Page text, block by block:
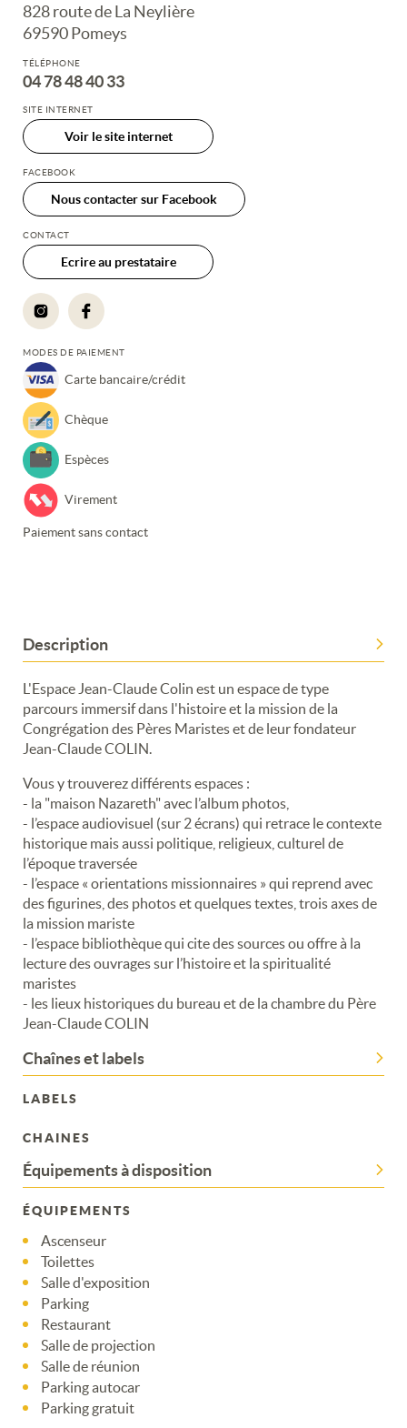
Description
L'Espace Jean-Claude Colin est un espace de type
parcours immersif dans l'histoire et la mission de la
Congrégation des Pères Maristes et de leur fondateur
Jean-Claude COLIN.
Vous y trouverez différents espaces :
- la "maison Nazareth" avec l’album photos,
- l’espace audiovisuel (sur 2 écrans) qui retrace le contexte
historique mais aussi politique, religieux, culturel de
l’époque traversée
- l’espace « orientations missionnaires » qui reprend avec
des figurines, des photos et quelques textes, trois axes de
la mission mariste
- l’espace bibliothèque qui cite des sources ou offre à la
lecture des ouvrages sur l’histoire et la spiritualité
maristes
- les lieux historiques du bureau et de la chambre du Père
Jean-Claude COLIN
Chaînes et labels
LABELS
CHAINES
Équipements à disposition
ÉQUIPEMENTS
Ascenseur
Toilettes
Salle d'exposition
Parking
Restaurant
Salle de projection
Salle de réunion
Parking autocar
Parking gratuit
828 route de La Neylière
69590 Pomeys
TÉLÉPHONE
04 78 48 40 33
SITE INTERNET
Voir le site internet
FACEBOOK
Nous contacter sur Facebook
CONTACT
Ecrire au prestataire
MODES DE PAIEMENT
Carte bancaire/crédit
Chèque
Espèces
Virement
Paiement sans contact